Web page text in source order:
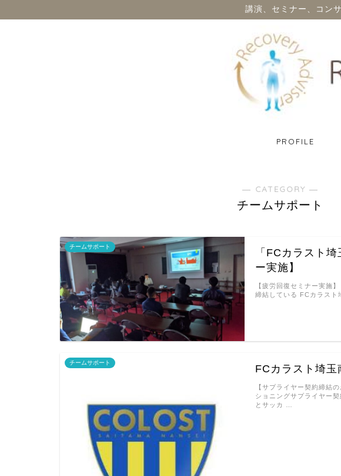
講演、セミナー、コン
PROFILE
― CATEGORY ―
チームサポート
チームサポート
「FCカラスト
ー実施】
【疲労回復セミナー実施
締結している FCカラスト
チームサポート
FCカラスト埼玉
【サプライヤー契約締結
ショニングサプライヤー
とサッカ …